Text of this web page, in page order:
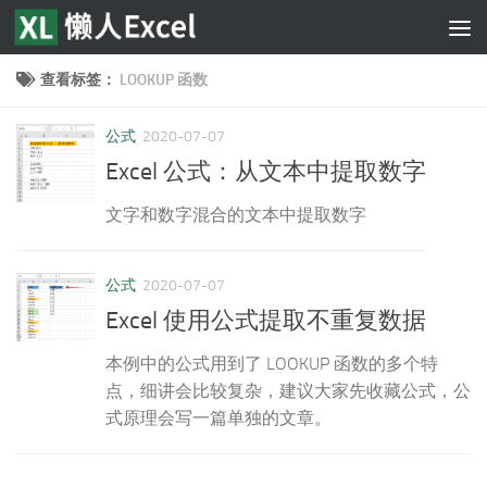
跳至内容
查看标签： LOOKUP 函数
公式 2020-07-07
Excel 公式：从文本中提取数字
文字和数字混合的文本中提取数字
公式 2020-07-07
Excel 使用公式提取不重复数据
本例中的公式用到了 LOOKUP 函数的多个特
点，细讲会比较复杂，建议大家先收藏公式，公
式原理会写一篇单独的文章。